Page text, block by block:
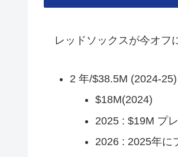
レッドソックスが今オフ
2 年/$38.5M (2024-
$18M(2024)
2025 : $19M プ
2026 : 2025年に